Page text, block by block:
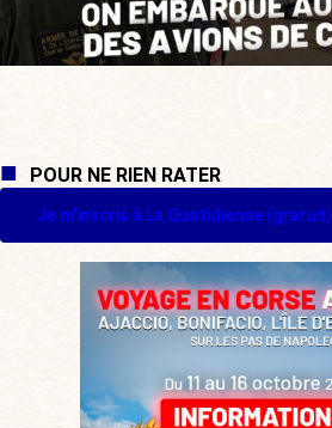
POUR NE RIEN RATER
Je m'inscris à La Quotidienne (gratuit)